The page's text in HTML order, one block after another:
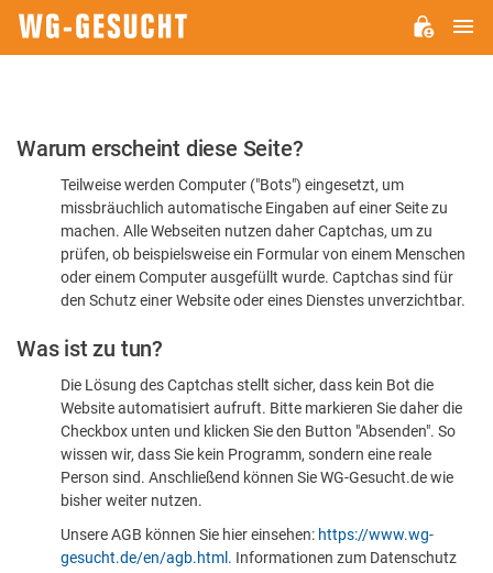
Bitte
dass
sind
Warum erscheint diese Seite?
Teilweise werden Computer ("Bots") eingesetzt, um
missbräuchlich automatische Eingaben auf einer Seite zu
machen. Alle Webseiten nutzen daher Captchas, um zu
prüfen, ob beispielsweise ein Formular von einem Menschen
oder einem Computer ausgefüllt wurde. Captchas sind für
den Schutz einer Website oder eines Dienstes unverzichtbar.
Was ist zu tun?
Die Lösung des Captchas stellt sicher, dass kein Bot die
Website automatisiert aufruft. Bitte markieren Sie daher die
Checkbox unten und klicken Sie den Button "Absenden". So
wissen wir, dass Sie kein Programm, sondern eine reale
Person sind. Anschließend können Sie WG-Gesucht.de wie
bisher weiter nutzen.
Unsere AGB können Sie hier einsehen: https://www.wg-
gesucht.de/en/agb.html . Informationen zum Datenschutz